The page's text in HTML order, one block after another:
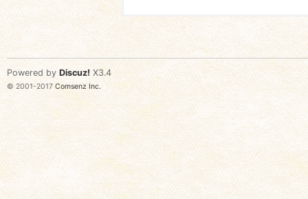
Powered by Discuz! X3.4
© 2001-2017 Comsenz Inc.